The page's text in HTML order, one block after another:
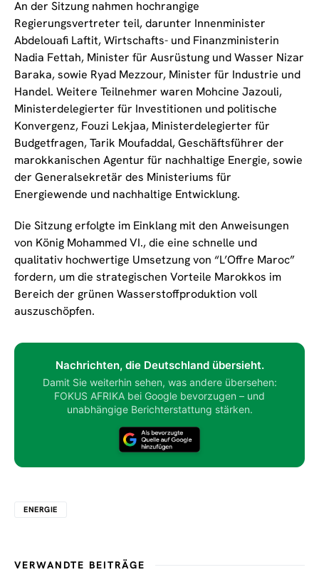
An der Sitzung nahmen hochrangige
Regierungsvertreter teil, darunter Innenminister
Abdelouafi Laftit, Wirtschafts- und Finanzministerin
Nadia Fettah, Minister für Ausrüstung und Wasser Nizar
Baraka, sowie Ryad Mezzour, Minister für Industrie und
Handel. Weitere Teilnehmer waren Mohcine Jazouli,
Ministerdelegierter für Investitionen und politische
Konvergenz, Fouzi Lekjaa, Ministerdelegierter für
Budgetfragen, Tarik Moufaddal, Geschäftsführer der
marokkanischen Agentur für nachhaltige Energie, sowie
der Generalsekretär des Ministeriums für
Energiewende und nachhaltige Entwicklung.
Die Sitzung erfolgte im Einklang mit den Anweisungen
von König Mohammed VI., die eine schnelle und
qualitativ hochwertige Umsetzung von “L’Offre Maroc”
fordern, um die strategischen Vorteile Marokkos im
Bereich der grünen Wasserstoffproduktion voll
auszuschöpfen.
Nachrichten, die Deutschland übersieht.
Damit Sie weiterhin sehen, was andere übersehen:
FOKUS AFRIKA bei Google bevorzugen – und
unabhängige Berichterstattung stärken.
ENERGIE
VERWANDTE BEITRÄGE